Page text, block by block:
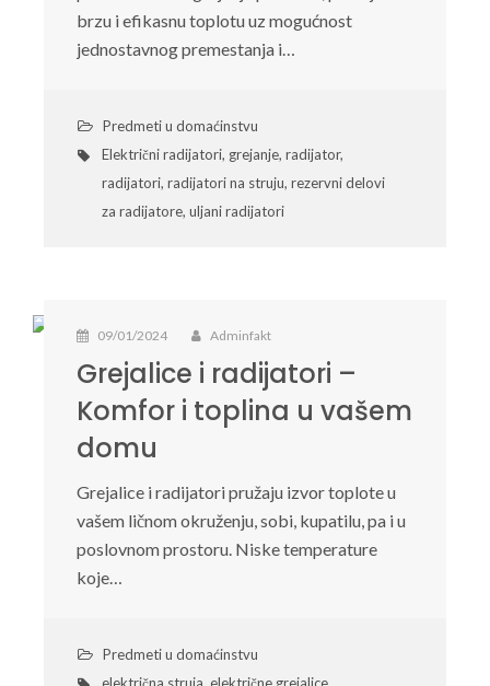
brzu i efikasnu toplotu uz mogućnost
jednostavnog premestanja i…
Predmeti u domaćinstvu
Električni radijatori, grejanje, radijator,
radijatori, radijatori na struju, rezervni delovi
za radijatore, uljani radijatori
09/01/2024 Adminfakt
Grejalice i radijatori –
Komfor i toplina u vašem
domu
Grejalice i radijatori pružaju izvor toplote u
vašem ličnom okruženju, sobi, kupatilu, pa i u
poslovnom prostoru. Niske temperature
koje…
Predmeti u domaćinstvu